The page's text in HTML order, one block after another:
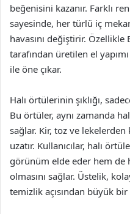
beğenisini kazanır. Farklı
sayesinde, her türlü iç
havasını değiştirir. Özellikle
tarafından üretilen el
ile öne çıkar.
Halı örtülerinin şıklığı,
Bu örtüler, aynı zamanda
sağlar. Kir, toz ve
uzatır. Kullanıcılar, halı
görünüm elde eder hem de
olmasını sağlar. Üstelik,
temizlik açısından büyük